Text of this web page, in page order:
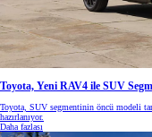
Toyota, Yeni RAV4 ile SUV
Toyota, SUV segmentinin öncü modeli
hazırlanıyor.
Daha fazlası